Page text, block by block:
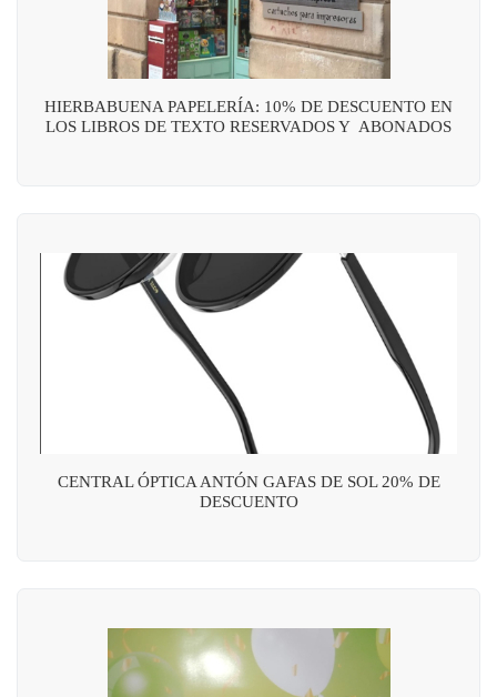
HIERBABUENA PAPELERÍA: 10% DE DESCUENTO EN
LOS LIBROS DE TEXTO RESERVADOS Y ABONADOS
CENTRAL ÓPTICA ANTÓN GAFAS DE SOL 20% DE
DESCUENTO